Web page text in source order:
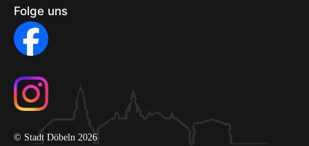
Folge uns
© Stadt Döbeln 2026